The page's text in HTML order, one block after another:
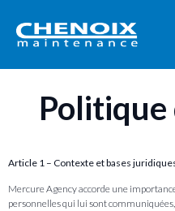
Politique
Politique
Article 1 – Contexte et bases
Mercure Agency accorde une
personnelles qui lui sont